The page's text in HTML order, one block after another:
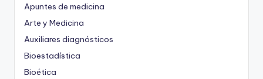
Apuntes de medicina
Arte y Medicina
Auxiliares diagnósticos
Bioestadística
Bioética